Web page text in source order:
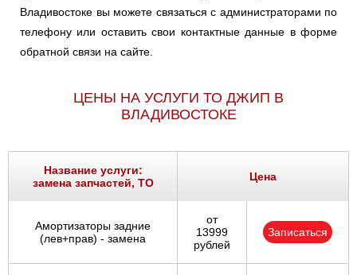
Владивостоке вы можете связаться с администраторами по
телефону или оставить свои контактные данные в форме
обратной связи на сайте.
ЦЕНЫ НА УСЛУГИ ТО ДЖИП В
ВЛАДИВОСТОКЕ
Название услуги:
замена запчастей, ТО
Цена
Амортизаторы задние
(лев+прав) - замена
от
13999
рублей
Записаться